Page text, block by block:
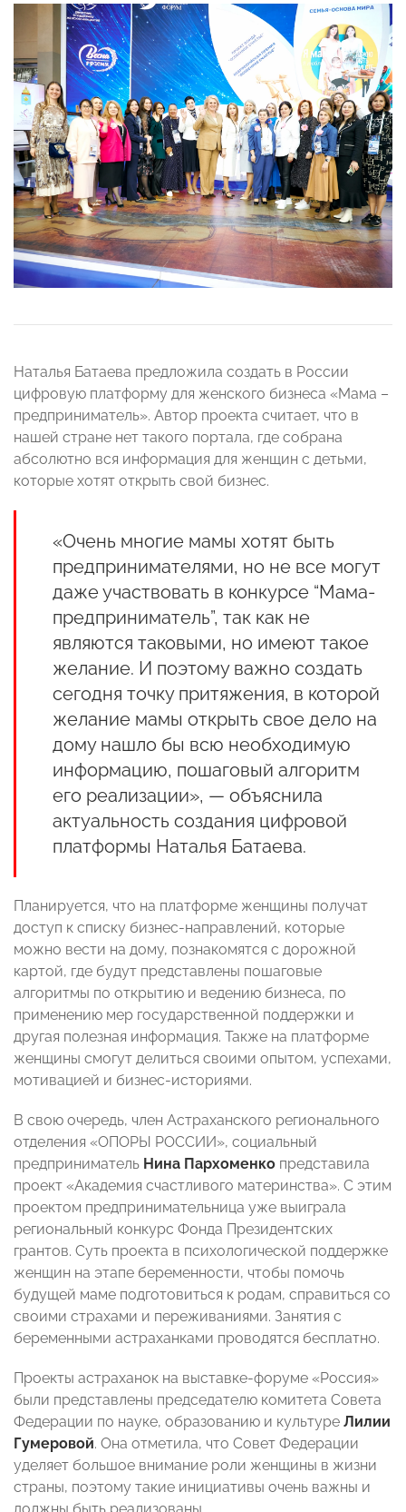
Наталья Батаева предложила создать в России
цифровую платформу для женского бизнеса «Мама –
предприниматель». Автор проекта считает, что в
нашей стране нет такого портала, где собрана
абсолютно вся информация для женщин с детьми,
которые хотят открыть свой бизнес.
«Очень многие мамы хотят быть
предпринимателями, но не все могут
даже участвовать в конкурсе “Мама-
предприниматель”, так как не
являются таковыми, но имеют такое
желание. И поэтому важно создать
сегодня точку притяжения, в которой
желание мамы открыть свое дело на
дому нашло бы всю необходимую
информацию, пошаговый алгоритм
его реализации», — объяснила
актуальность создания цифровой
платформы Наталья Батаева.
Планируется, что на платформе женщины получат
доступ к списку бизнес-направлений, которые
можно вести на дому, познакомятся с дорожной
картой, где будут представлены пошаговые
алгоритмы по открытию и ведению бизнеса, по
применению мер государственной поддержки и
другая полезная информация. Также на платформе
женщины смогут делиться своими опытом, успехами,
мотивацией и бизнес-историями.
В свою очередь, член Астраханского регионального
отделения «ОПОРЫ РОССИИ», социальный
предприниматель Нина Пархоменко представила
проект «Академия счастливого материнства». С этим
проектом предпринимательница уже выиграла
региональный конкурс Фонда Президентских
грантов. Суть проекта в психологической поддержке
женщин на этапе беременности, чтобы помочь
будущей маме подготовиться к родам, справиться со
своими страхами и переживаниями. Занятия с
беременными астраханками проводятся бесплатно.
Проекты астраханок на выставке-форуме «Россия»
были представлены председателю комитета Совета
Федерации по науке, образованию и культуре Лилии
Гумеровой. Она отметила, что Совет Федерации
уделяет большое внимание роли женщины в жизни
страны, поэтому такие инициативы очень важны и